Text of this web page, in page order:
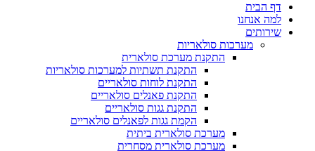
דף הבית
למה אנחנו
שירותים
מערכות סולאריות
התקנת מערכת סולארית
התקנת תשתיות למערכות סולאריות
התקנת לוחות סולאריים
התקנת פאנלים סולאריים
התקנת גגות סולאריים
הקמת גגות לפאנלים סולאריים
מערכת סולארית ביתית
מערכת סולארית מסחרית